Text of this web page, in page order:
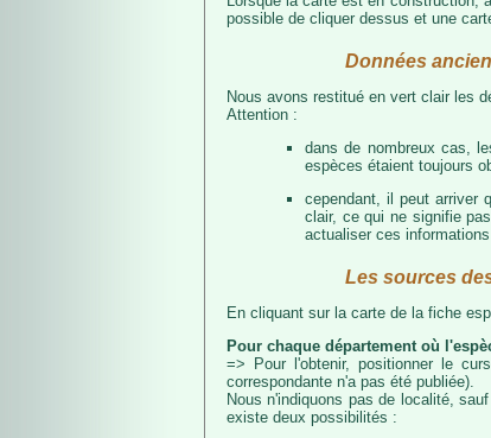
possible de cliquer dessus et une
Données
Nous avons restitué en vert clair les
Attention :
dans de nombreux cas,
espèces étaient toujours
cependant, il peut arriver
clair, ce qui ne signifie
actualiser ces
Les sources
En cliquant sur la carte de la fiche
Pour chaque département où
=> Pour l'obtenir, positionner le
correspondante n'a pas été publiée).
Nous n'indiquons pas de localité,
existe deux possibilités :